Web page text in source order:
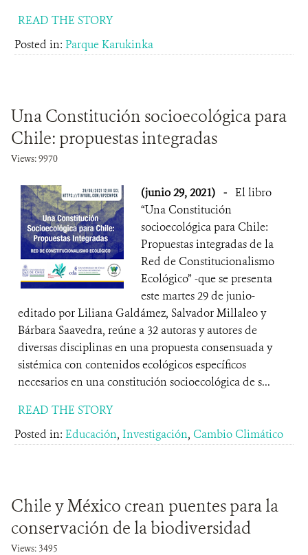
READ THE STORY
Posted in: Parque Karukinka
Una Constitución socioecológica para
Chile: propuestas integradas
Views: 9970
(junio 29, 2021) - El libro
“Una Constitución
socioecológica para Chile:
Propuestas integradas de la
Red de Constitucionalismo
Ecológico” -que se presenta
este martes 29 de junio-
editado por Liliana Galdámez, Salvador Millaleo y
Bárbara Saavedra, reúne a 32 autoras y autores de
diversas disciplinas en una propuesta consensuada y
sistémica con contenidos ecológicos específicos
necesarios en una constitución socioecológica de s...
READ THE STORY
Posted in: Educación, Investigación, Cambio Climático
Chile y México crean puentes para la
conservación de la biodiversidad
Views: 3495